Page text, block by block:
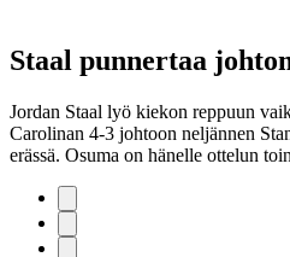
Staal punnertaa
Jordan Staal lyö kiekon reppuun
Carolinan 4-3 johtoon neljännen
erässä. Osuma on hänelle ottelun